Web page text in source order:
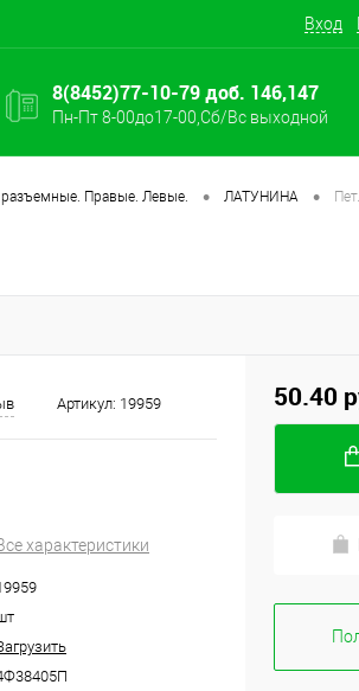
Вход
8(8452)77-10-79 доб. 146,147
Пн-Пт 8-00до17-00,Сб/Вс выходной
разъемные. Правые. Левые. • ЛАТУНИНА •
Артикул: 19959
характеристики
50.40